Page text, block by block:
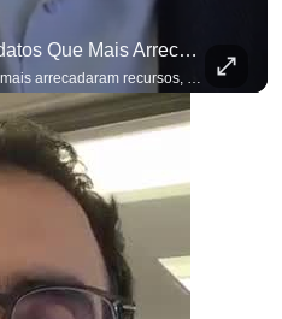
Veja Quais São Os Candidatos Que Mais Arrecadaram Recursos, Até Agora, Por Meio De Vaquinhas Eleito
Veja quais são os candidatos que mais arrecadaram recursos, até agora, por meio de vaquinhas eleitorais. #OAntagonista Se você busca informação com credibilidade, inscreva-se agora e ative o